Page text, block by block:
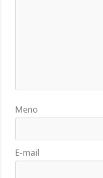
Meno
E-mail